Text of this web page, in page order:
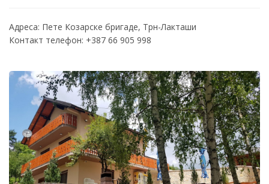
Адреса: Пете Козарске бригаде, Трн-Лакташи
Контакт телефон: +387 66 905 998